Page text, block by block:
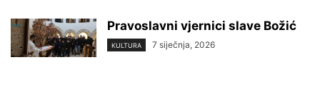
Pravoslavni vjernici slave Božić
KULTURA 7 siječnja, 2026